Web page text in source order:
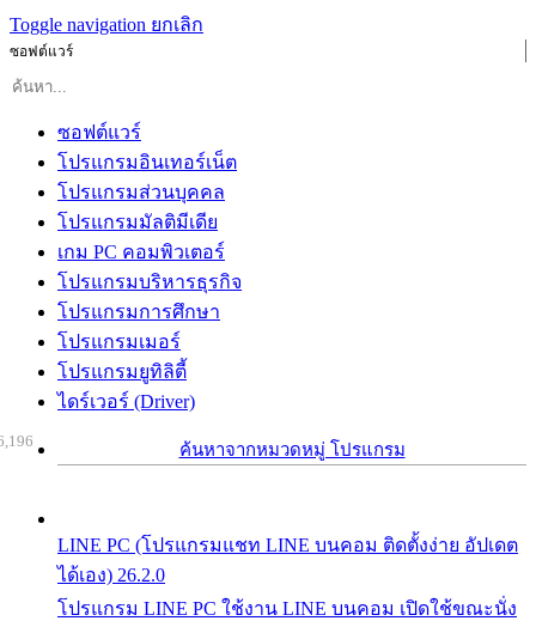
Toggle navigation ยกเลิก
ซอฟต์แวร์
ซอฟต์แวร์
โปรแกรมอินเทอร์เน็ต
โปรแกรมส่วนบุคคล
โปรแกรมมัลติมีเดีย
เกม PC คอมพิวเตอร์
โปรแกรมบริหารธุรกิจ
โปรแกรมการศึกษา
โปรแกรมเมอร์
โปรแกรมยูทิลิตี้
ไดร์เวอร์ (Driver)
ค้นหาจากหมวดหมู่ โปรแกรม
LINE PC (โปรแกรมแชท LINE บนคอม ติดตั้งง่าย อัปเดต
ได้เอง) 26.2.0
โปรแกรม LINE PC ใช้งาน LINE บนคอม เปิดใช้ขณะนั่ง